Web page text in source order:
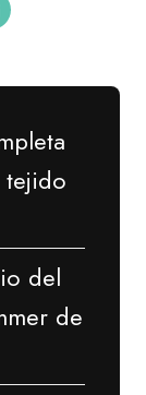
tejido
del
de